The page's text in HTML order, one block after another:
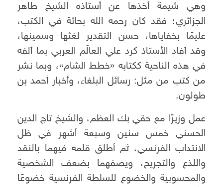
وهي شيمة أخذها عن أستاذه الشيخ طاهر
الجزائري؛ فقد كان رحمه الله بحاثة في الكتب،
عليمًا بخفاياها، حسن التقدير لغثها وسمينها،
وقد أفاد الأستاذ كرد علي العالَم العربي بما ألفه
في هذه الناحية ككتابه «خطط الشام»، وبما نشر
من كتب من مثل: رسائل البلغاء، وأخبار أحمد بن
طولون.
عمل وزيرًا مع حقي بك العظم، والشيخ تاج الدين
الحسني خمس سنين وسبعة أشهر في ظل
الانتداب الفرنسي، ثم أطلق قلمه فيهما بالنقد
واللذع والتجريح، ويصفهما بضعف الشخصية
والمحسوبية والخضوع للسلطة الفرنسية خضوعًا